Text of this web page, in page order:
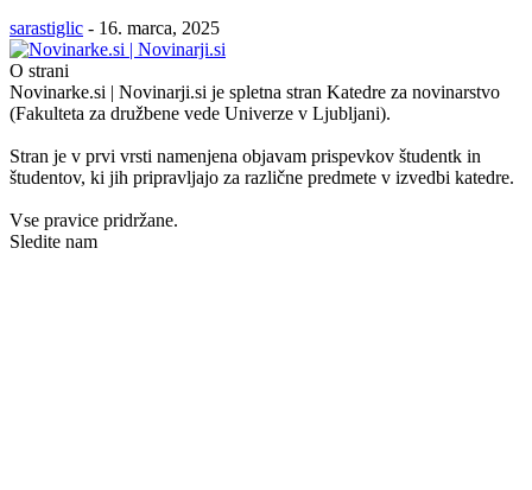
sarastiglic - 16. marca, 2025
O strani
Novinarke.si | Novinarji.si je spletna stran Katedre za novinarstvo
(Fakulteta za družbene vede Univerze v Ljubljani).
Stran je v prvi vrsti namenjena objavam prispevkov študentk in
študentov, ki jih pripravljajo za različne predmete v izvedbi katedre.
Vse pravice pridržane.
Sledite nam